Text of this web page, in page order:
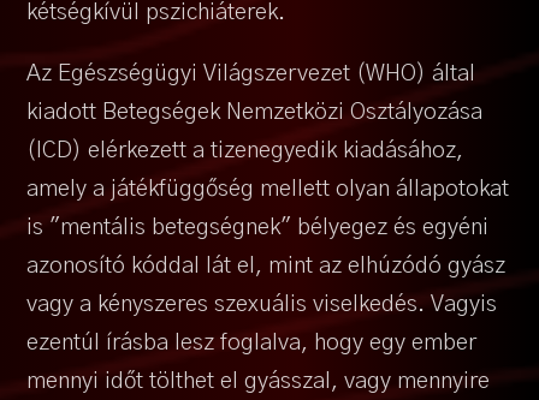
kétségkívül pszichiáterek.
Az Egészségügyi Világszervezet (WHO) által
kiadott Betegségek Nemzetközi Osztályozása
(ICD) elérkezett a tizenegyedik kiadásához,
amely a játékfüggőség mellett olyan állapotokat
is "mentális betegségnek" bélyegez és egyéni
azonosító kóddal lát el, mint az elhúzódó gyász
vagy a kényszeres szexuális viselkedés. Vagyis
ezentúl írásba lesz foglalva, hogy egy ember
mennyi időt tölthet el gyásszal, vagy mennyire